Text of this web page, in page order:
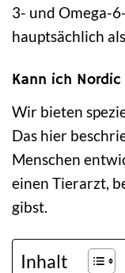
3- und Omega-
hauptsächlich
Kann ich
Wir bieten
Das hier
Menschen
einen Tierarzt,
gibst.
Inhalt